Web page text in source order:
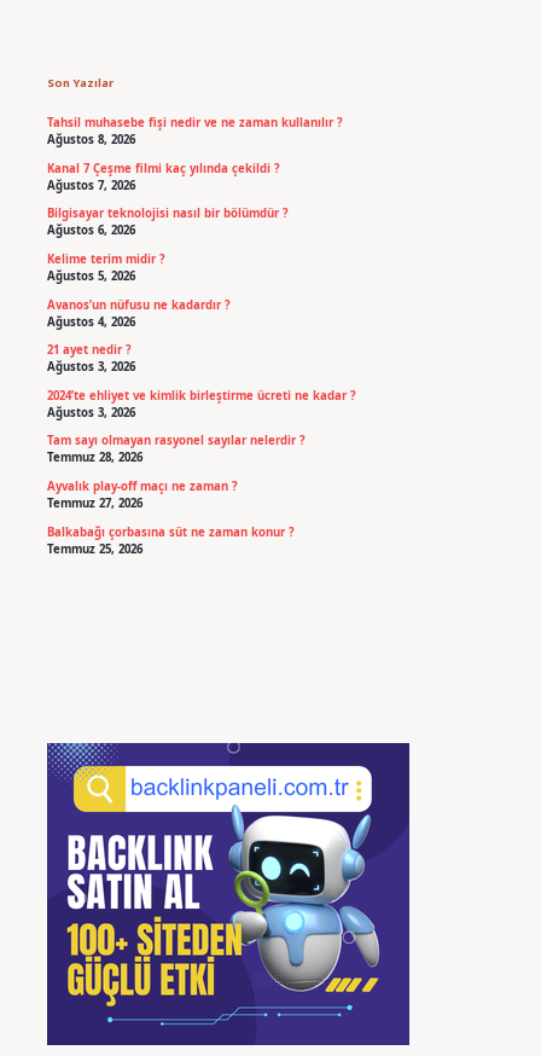
Son Yazılar
Tahsil muhasebe fişi nedir ve ne zaman kullanılır ?
Ağustos 8, 2026
Kanal 7 Çeşme filmi kaç yılında çekildi ?
Ağustos 7, 2026
Bilgisayar teknolojisi nasıl bir bölümdür ?
Ağustos 6, 2026
Kelime terim midir ?
Ağustos 5, 2026
Avanos’un nüfusu ne kadardır ?
Ağustos 4, 2026
21 ayet nedir ?
Ağustos 3, 2026
2024’te ehliyet ve kimlik birleştirme ücreti ne kadar ?
Ağustos 3, 2026
Tam sayı olmayan rasyonel sayılar nelerdir ?
Temmuz 28, 2026
Ayvalık play-off maçı ne zaman ?
Temmuz 27, 2026
Balkabağı çorbasına süt ne zaman konur ?
Temmuz 25, 2026